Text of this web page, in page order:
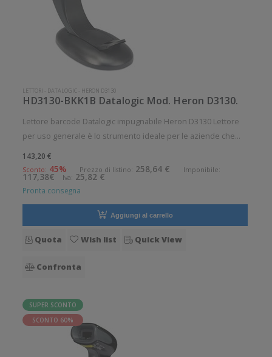
LETTORI - DATALOGIC - HERON D3130
HD3130-BKK1B Datalogic Mod. Heron D3130.
Lettore barcode Datalogic impugnabile Heron D3130 Lettore
per uso generale è lo strumento ideale per le aziende che
codici a barre. Angolo di scansione verticale: 28° Angolo di
scan
143,20 €
Sconto: 45% Prezzo di listino: 258,64 € Imponibile:
117,38€ Iva: 25,82 €
Pronta consegna
Aggiungi al carrello
Quota Wish list Quick View
Confronta
SUPER SCONTO
SCONTO 60%